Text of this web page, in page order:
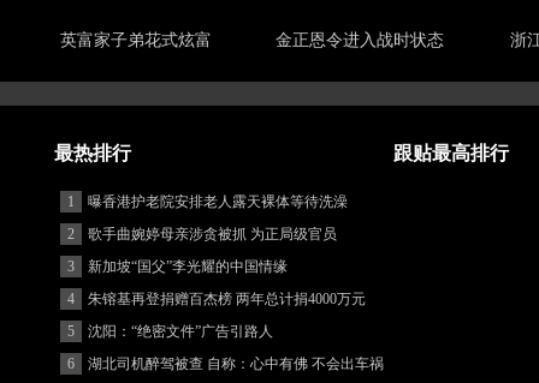
英富家子弟花式炫富 金正恩令进入战时状态 浙
最热排行 跟贴最高排行
1
曝香港护老院安排老人露天裸体等待洗澡
2
歌手曲婉婷母亲涉贪被抓 为正局级官员
3
新加坡“国父”李光耀的中国情缘
4
朱镕基再登捐赠百杰榜 两年总计捐4000万元
5
沈阳：“绝密文件”广告引路人
6
湖北司机醉驾被查 自称：心中有佛 不会出车祸